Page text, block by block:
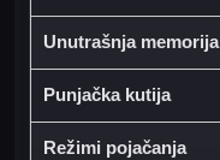
Unutrašnja memorija
Punjačka kutija
Režimi pojačanja